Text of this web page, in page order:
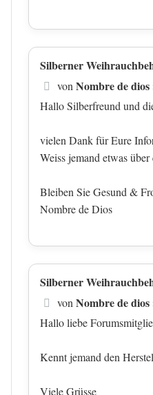
Silberner
Beitrag
von Nombre de dios
Hallo Silberfreund und
vielen Dank für Eure
Weiss jemand etwas
Bleiben Sie Gesund &
Nombre de Dios
Silberner
Beitrag
von Nombre de dios
Hallo liebe
Kennt jemand den
Viele Grüsse